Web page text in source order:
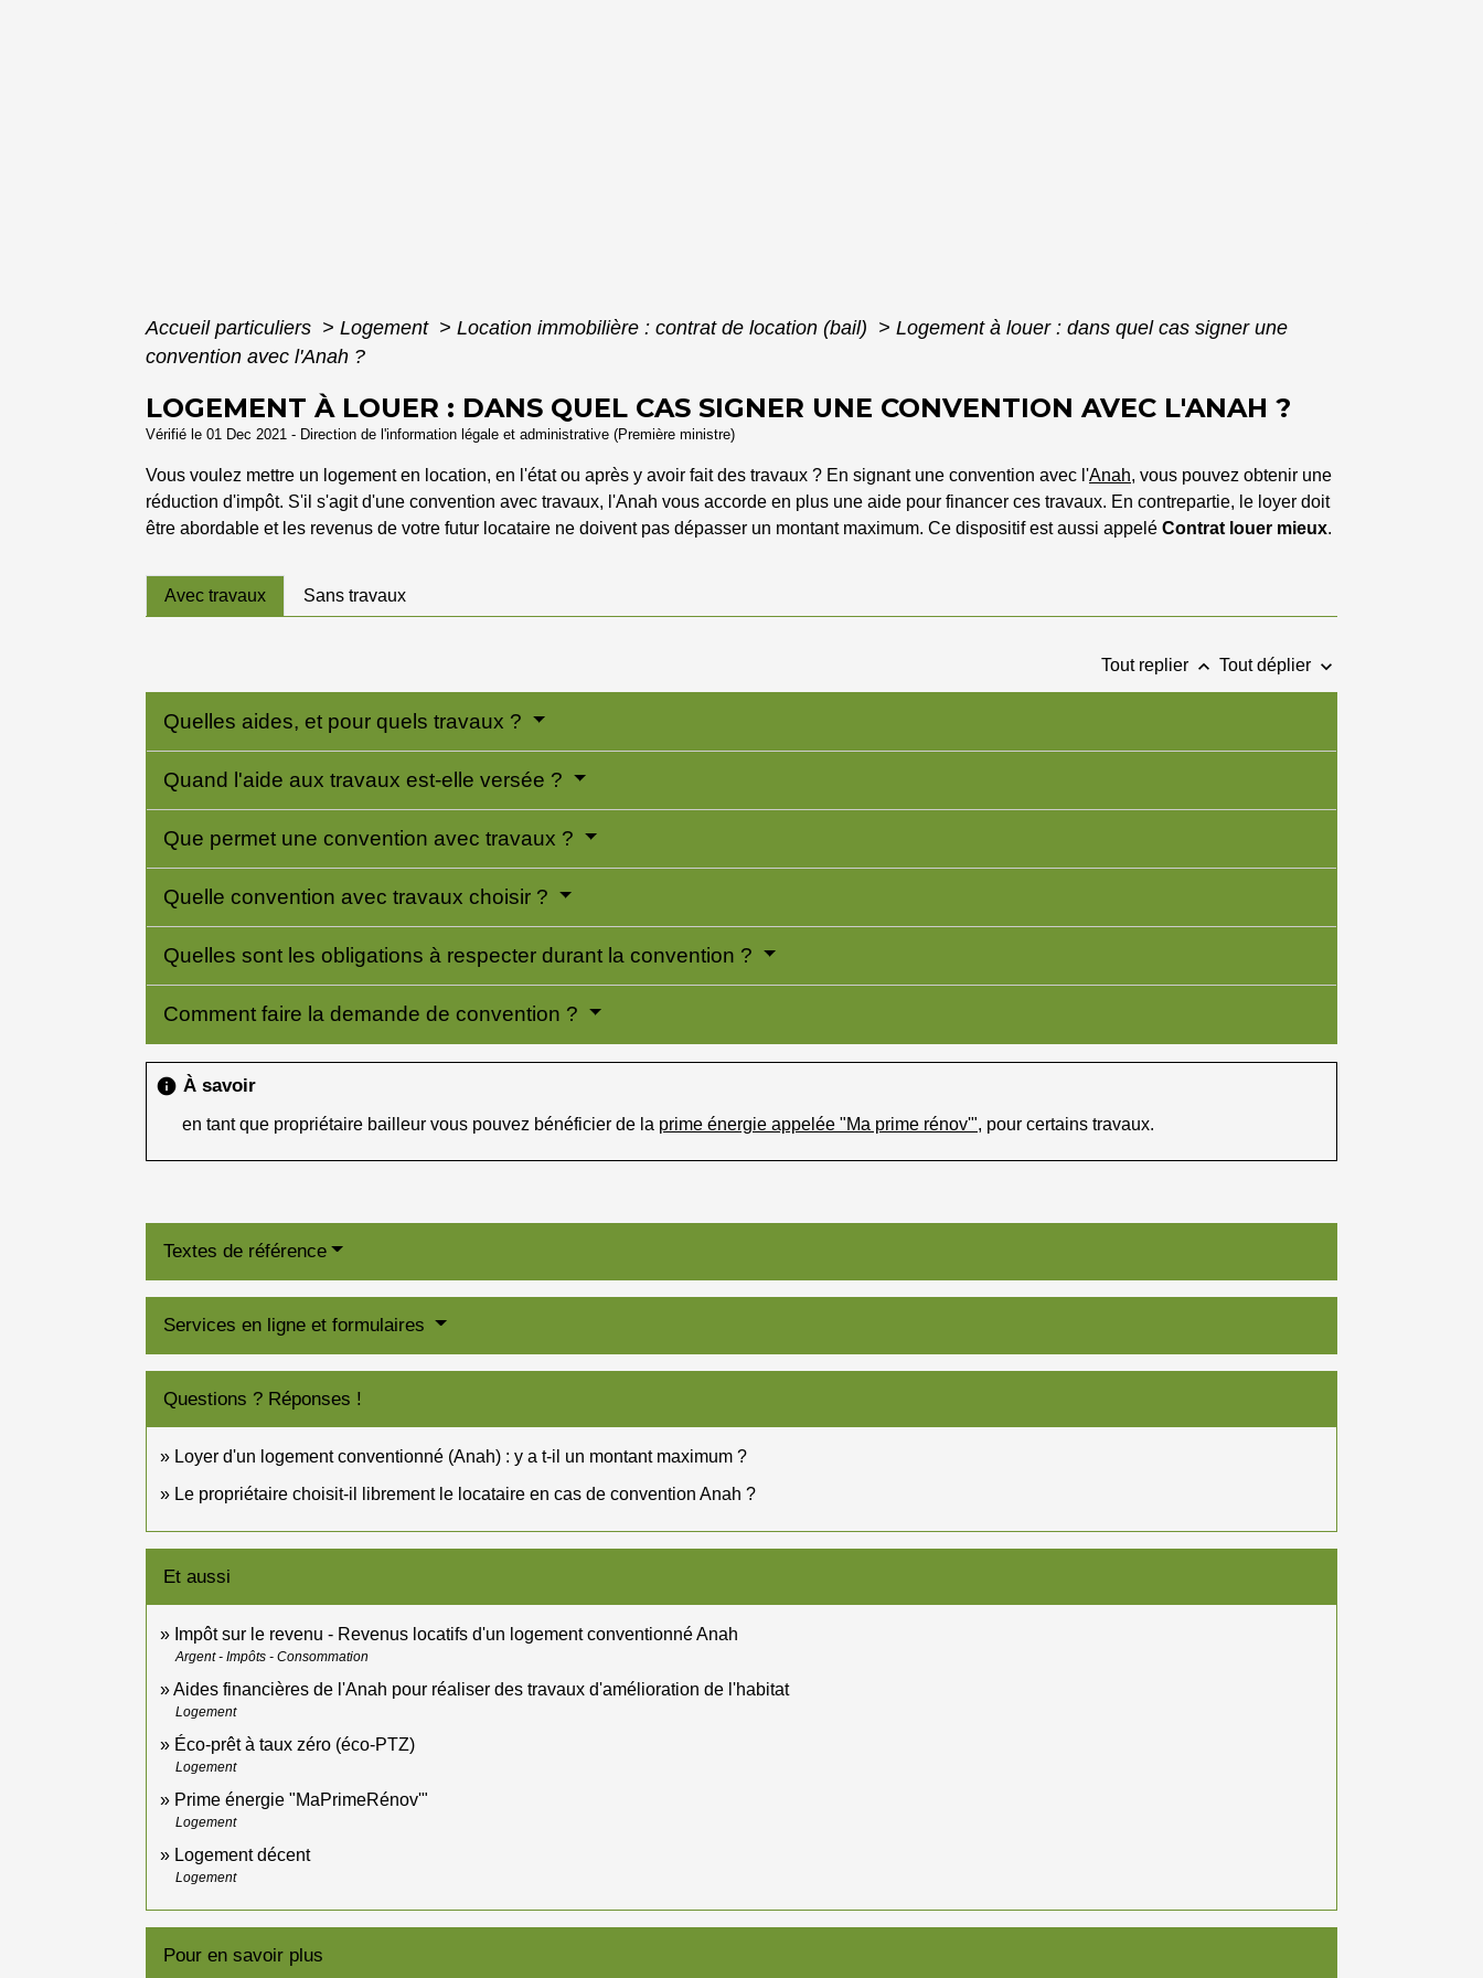
Accueil particuliers > Logement > Location immobilière : contrat de location (bail) > Logement à louer : dans quel cas signer une
convention avec l'Anah ?
LOGEMENT À LOUER : DANS QUEL CAS SIGNER UNE CONVENTION AVEC L'ANAH ?
Vérifié le 01 Dec 2021 - Direction de l'information légale et administrative (Première ministre)
Vous voulez mettre un logement en location, en l'état ou après y avoir fait des travaux ? En signant une convention avec l'Anah, vous pouvez obtenir une
réduction d'impôt. S'il s'agit d'une convention avec travaux, l'Anah vous accorde en plus une aide pour financer ces travaux. En contrepartie, le loyer doit
être abordable et les revenus de votre futur locataire ne doivent pas dépasser un montant maximum. Ce dispositif est aussi appelé Contrat louer mieux.
Avec travaux Sans travaux
Tout replier keyboard_arrow_up Tout déplier keyboard_arrow_down
Quelles aides, et pour quels travaux ?
Quand l'aide aux travaux est-elle versée ?
Que permet une convention avec travaux ?
Quelle convention avec travaux choisir ?
Quelles sont les obligations à respecter durant la convention ?
Comment faire la demande de convention ?
info À savoir
en tant que propriétaire bailleur vous pouvez bénéficier de la prime énergie appelée "Ma prime rénov'", pour certains travaux.
Textes de référence
Services en ligne et formulaires
Questions ? Réponses !
Loyer d'un logement conventionné (Anah) : y a t-il un montant maximum ?
Le propriétaire choisit-il librement le locataire en cas de convention Anah ?
Et aussi
Impôt sur le revenu - Revenus locatifs d'un logement conventionné Anah
Argent - Impôts - Consommation
Aides financières de l'Anah pour réaliser des travaux d'amélioration de l'habitat
Logement
Éco-prêt à taux zéro (éco-PTZ)
Logement
Prime énergie "MaPrimeRénov'"
Logement
Logement décent
Logement
Pour en savoir plus